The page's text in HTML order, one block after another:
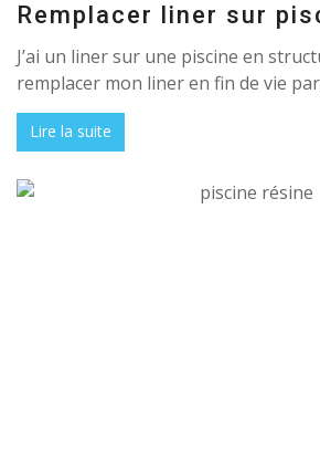
Remplacer liner sur
J’ai un liner sur une piscine en
remplacer mon liner en fin de vie
Lire la suite